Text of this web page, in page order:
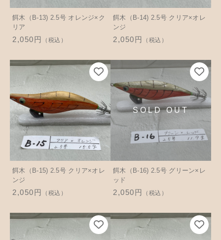
餌木（B-13) 2.5号 オレンジ×ク
リア
2,050円 （税込）
餌木（B-14) 2.5号 クリア×オレ
ンジ
2,050円 （税込）
餌木（B-15) 2.5号 クリア×オレ
ンジ
2,050円 （税込）
餌木（B-16) 2.5号 グリーン×レ
ッド
2,050円 （税込）